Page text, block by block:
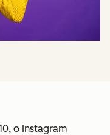
o Instagram